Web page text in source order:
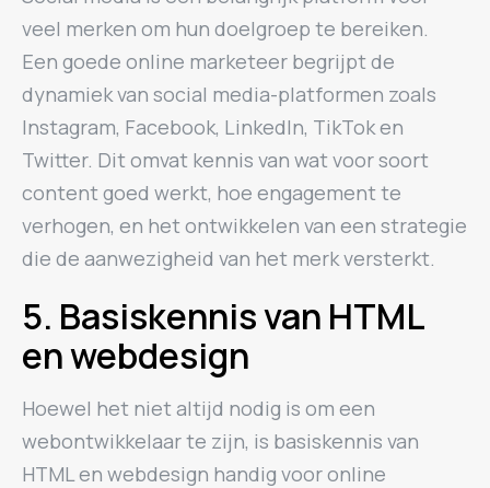
veel merken om hun doelgroep te bereiken.
Een goede online marketeer begrijpt de
dynamiek van social media-platformen zoals
Instagram, Facebook, LinkedIn, TikTok en
Twitter. Dit omvat kennis van wat voor soort
content goed werkt, hoe engagement te
verhogen, en het ontwikkelen van een strategie
die de aanwezigheid van het merk versterkt.
5. Basiskennis van HTML
en webdesign
Hoewel het niet altijd nodig is om een
webontwikkelaar te zijn, is basiskennis van
HTML en webdesign handig voor online